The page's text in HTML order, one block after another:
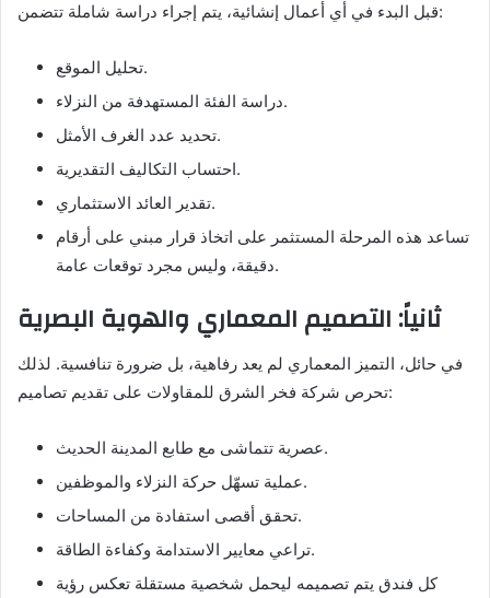
قبل البدء في أي أعمال إنشائية، يتم إجراء دراسة شاملة تتضمن:
تحليل الموقع.
دراسة الفئة المستهدفة من النزلاء.
تحديد عدد الغرف الأمثل.
احتساب التكاليف التقديرية.
تقدير العائد الاستثماري.
تساعد هذه المرحلة المستثمر على اتخاذ قرار مبني على أرقام
دقيقة، وليس مجرد توقعات عامة.
ثانياً: التصميم المعماري والهوية البصرية
في حائل، التميز المعماري لم يعد رفاهية، بل ضرورة تنافسية. لذلك
تحرص شركة فخر الشرق للمقاولات على تقديم تصاميم:
عصرية تتماشى مع طابع المدينة الحديث.
عملية تسهّل حركة النزلاء والموظفين.
تحقق أقصى استفادة من المساحات.
تراعي معايير الاستدامة وكفاءة الطاقة.
كل فندق يتم تصميمه ليحمل شخصية مستقلة تعكس رؤية